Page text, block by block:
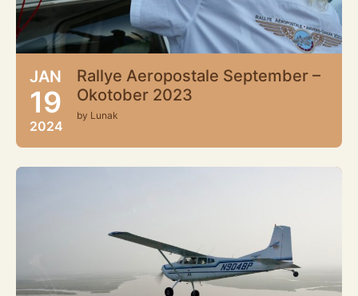
JAN
19
2024
Rallye Aeropostale September –
Okotober 2023
by Lunak